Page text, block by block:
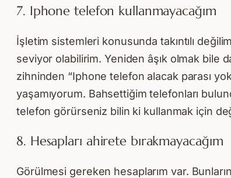
7. Iphone telefon kullanmayacağım
İşletim sistemleri konusunda takıntılı
seviyor olabilirim. Yeniden âşık olmak bile
zihninden “Iphone telefon alacak parası
yaşamıyorum. Bahsettiğim telefonları
telefon görürseniz bilin ki kullanmak için
8. Hesapları ahirete bırakmayacağım
Görülmesi gereken hesaplarım var.